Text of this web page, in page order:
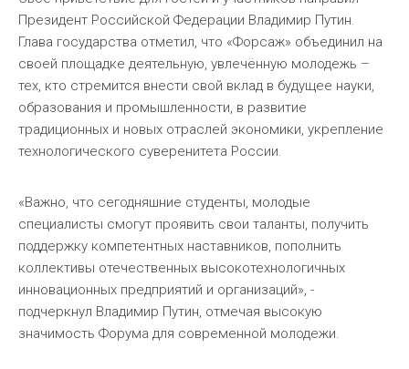
Президент Российской Федерации Владимир Путин.
Глава государства отметил, что «Форсаж» объединил на
своей площадке деятельную, увлечённую молодежь –
тех, кто стремится внести свой вклад в будущее науки,
образования и промышленности, в развитие
традиционных и новых отраслей экономики, укрепление
технологического суверенитета России.
«Важно, что сегодняшние студенты, молодые
специалисты смогут проявить свои таланты, получить
поддержку компетентных наставников, пополнить
коллективы отечественных высокотехнологичных
инновационных предприятий и организаций», -
подчеркнул Владимир Путин, отмечая высокую
значимость Форума для современной молодежи.